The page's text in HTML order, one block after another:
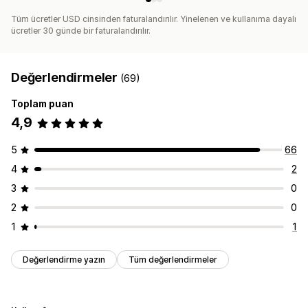
Tüm ücretler USD cinsinden faturalandırılır. Yinelenen ve kullanıma dayalı
ücretler 30 günde bir faturalandırılır.
Değerlendirmeler (69)
Toplam puan
4,9
5
66
4
2
3
0
2
0
1
1
Değerlendirme yazın Tüm değerlendirmeler